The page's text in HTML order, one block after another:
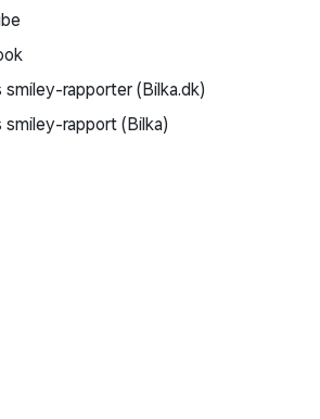
rapporter (Bilka.dk)
rapport (Bilka)